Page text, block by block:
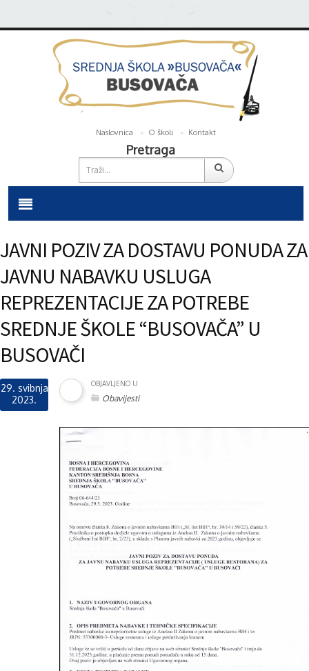
Naslovnica O školi Kontakt
Pretraga
JAVNI POZIV ZA DOSTAVU PONUDA ZA
JAVNU NABAVKU USLUGA
REPREZENTACIJE ZA POTREBE
SREDNJE ŠKOLE “BUSOVAČA” U
BUSOVAČI
29. svibnja
2023.
OBJAVLJENO U
Obavijesti